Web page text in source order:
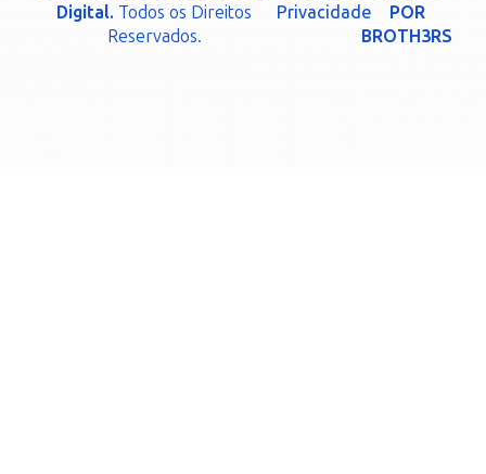
Digital. Todos os Direitos
Reservados.
Privacidade
POR
BROTH3RS